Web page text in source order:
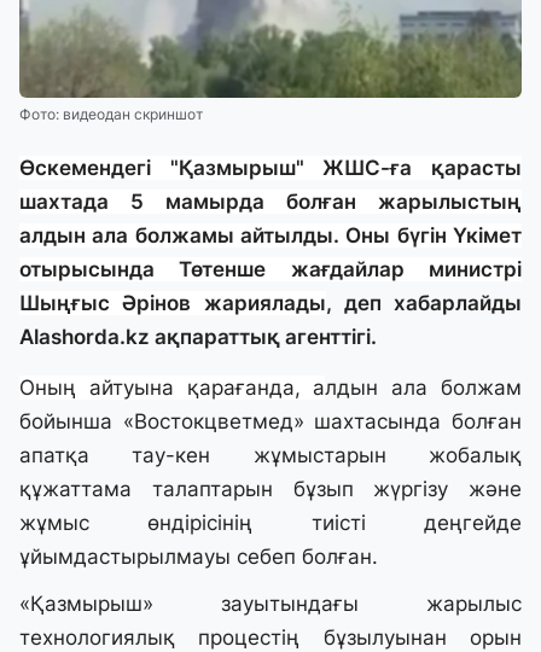
Фото: видеодан скриншот
Өскемендегі "Қазмырыш" ЖШС-ға қарасты
шахтада 5 мамырда болған жарылыстың
алдын ала болжамы айтылды. Оны бүгін Үкімет
отырысында Төтенше жағдайлар министрі
Шыңғыс Әрінов жариялады, деп хабарлайды
Alashorda.kz ақпараттық агенттігі.
Оның айтуына қарағанда, алдын ала болжам
бойынша «Востокцветмед» шахтасында болған
апатқа тау-кен жұмыстарын жобалық
құжаттама талаптарын бұзып жүргізу және
жұмыс өндірісінің тиісті деңгейде
ұйымдастырылмауы себеп болған.
«Қазмырыш» зауытындағы жарылыс
технологиялық процестің бұзылуынан орын